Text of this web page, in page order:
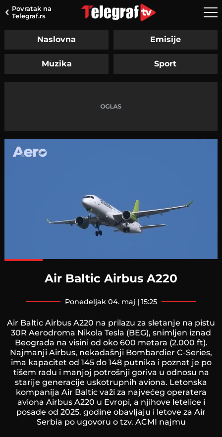
Povratak na
Telegraf.rs
Naslovna Emisije
Muzika Sport
Air Baltic Airbus A220
ponedeljak 04. maj | 15:25
Air Baltic Airbus A220 na prilazu za sletanje na pistu
30R Aerodroma Nikola Tesla (BEG), snimljen iznad
Beograda na visini od oko 600 metara (2.000 ft).
Najmanji Airbus, nekadašnji Bombardier C-Series,
ima kapacitet od 145 do 148 putnika i poznat je po
tišem radu i manjoj potrošnji goriva u odnosu na
starije generacije uskotrupnih aviona. Letonska
kompanija Air Baltic važi za najvećeg operatera
aviona Airbus A220 u Evropi, a njihove letelice i
posade od 2025. godine obavljaju i letove za Air
Serbia po ugovoru o tzv. ACMI najmu